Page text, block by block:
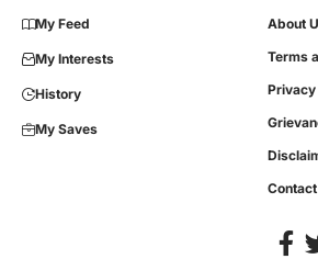
My Feed
My Interests
History
My Saves
About
Terms